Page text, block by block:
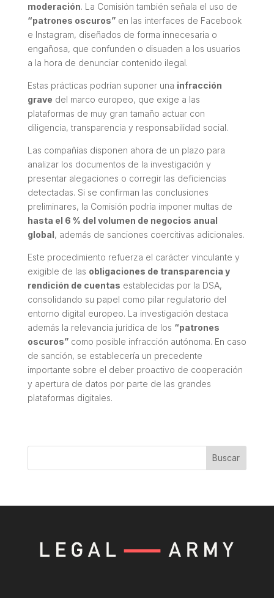
moderación. La Comisión también señala el uso de
“patrones oscuros”en las interfaces de Facebook
e Instagram, diseñados de forma innecesaria o
engañosa, que confunden o disuaden a los usuarios
a la hora de denunciar contenido ilegal.
Estas prácticas podrían suponer una infracción
grave del marco europeo, que exige a las
plataformas de muy gran tamaño actuar con
diligencia, transparencia y responsabilidad social.
Las compañías disponen ahora de un plazo para
analizar los documentos de la investigación y
presentar alegaciones o corregir las deficiencias
detectadas. Si se confirman las conclusiones
preliminares, la Comisión podría imponer multas de
hasta el 6 % del volumen de negocios anual
global, además de sanciones coercitivas adicionales.
Este procedimiento refuerza el carácter vinculante y
exigible de las obligaciones de transparencia y
rendición de cuentas establecidas por la DSA,
consolidando su papel como pilar regulatorio del
entorno digital europeo. La investigación destaca
además la relevancia jurídica de los “patrones
oscuros”como posible infracción autónoma. En caso
de sanción, se establecería un precedente
importante sobre el deber proactivo de cooperación
y apertura de datos por parte de las grandes
plataformas digitales.
Buscar